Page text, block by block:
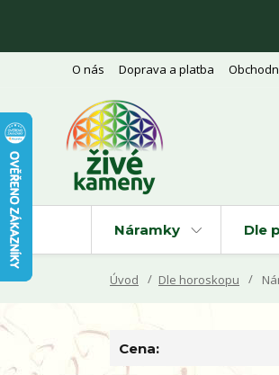
O nás Doprava a platba
Náramky Dle
Úvod Dle horoskopu
Cena: